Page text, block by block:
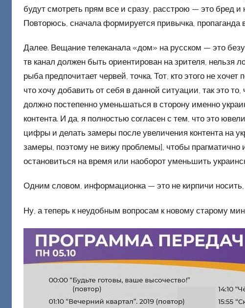
будут смотреть прям все и сразу, расстрою — это бред
Повторюсь, сначала формируется привычка, пропаганда
Далее. Вещание телеканала «дом» на русском — это
тв канал должен быть ориентирован на зрителя, нельзя
рыба предпочитает червей, точка. Тот, кто этого не
что хочу добавить от себя в данной ситуации, так это
должно постепенно уменьшаться в сторону именно
контента. И да, я полностью согласен с тем, что это
цифры и делать замеры после увеличения контента на
замеры, поэтому не вижу проблемы], чтобы прагматично
остановиться на время или наоборот уменьшить
Одним словом, информационка — это не кирпичи носить,
Ну, а теперь к неудобным вопросам к новому старому